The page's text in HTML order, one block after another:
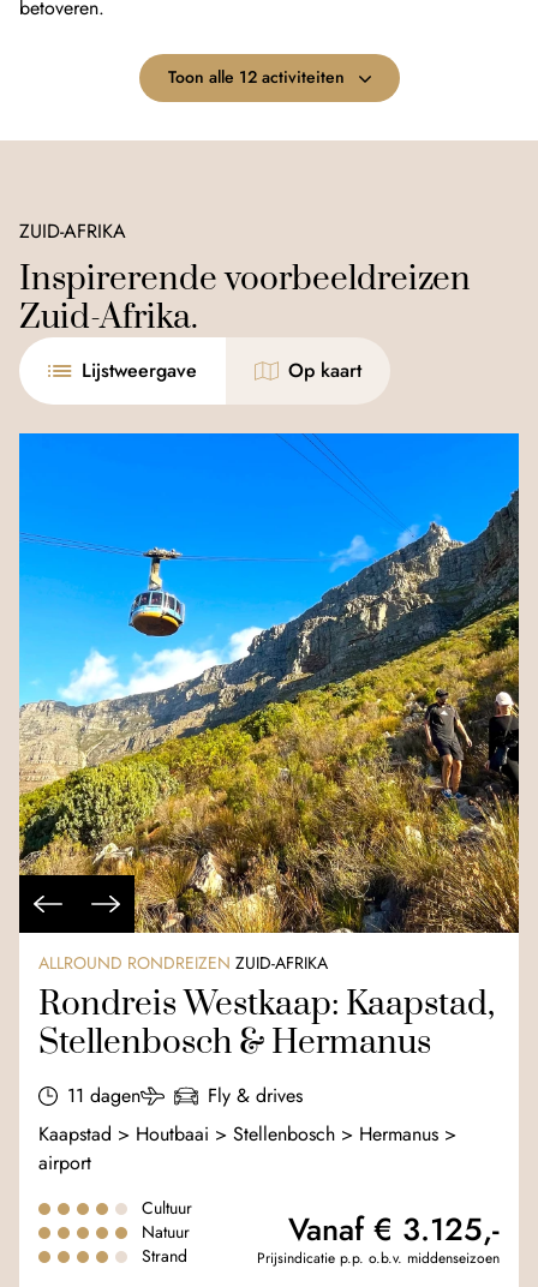
betoveren.
Toon alle 12 activiteiten
ZUID-AFRIKA
Inspirerende voorbeeldreizen
Zuid-Afrika.
Lijstweergave Op kaart
ALLROUND RONDREIZEN ZUID-AFRIKA
Rondreis Westkaap: Kaapstad,
Stellenbosch & Hermanus
11 dagen
Fly & drives
Kaapstad > Houtbaai > Stellenbosch > Hermanus >
airport
Cultuur
Natuur
Strand
Vanaf € 3.125,-
Prijsindicatie p.p. o.b.v. middenseizoen